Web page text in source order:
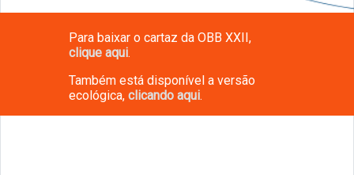
Para baixar o cartaz da OBB XXII,
clique aqui.
Também está disponível a versão
ecológica, clicando aqui.